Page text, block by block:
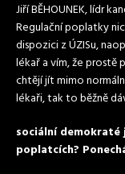
Jiří BĚHOUNEK, lídr
Regulační poplatky
dispozici z ÚZISu,
lékař a vím, že prostě
chtějí jít mimo
lékaři, tak to běžně
sociální
poplatcích?